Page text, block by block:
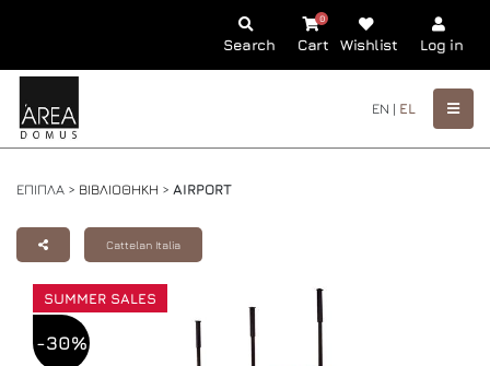
Search Cart
0
Wishlist Log in
EN | EL
ΕΠΙΠΛΑ > ΒΙΒΛΙΟΘΗΚΗ > AIRPORT
Cattelan Italia
SUMMER SALES
-30%